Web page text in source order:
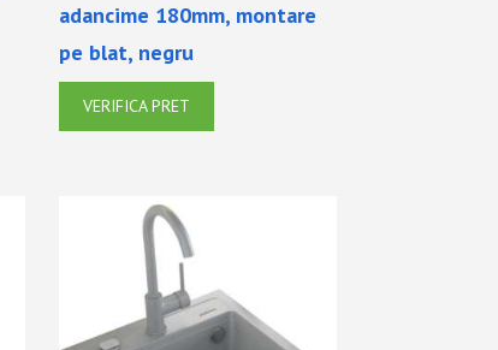
adancime 180mm, montare
pe blat, negru
VERIFICA PRET